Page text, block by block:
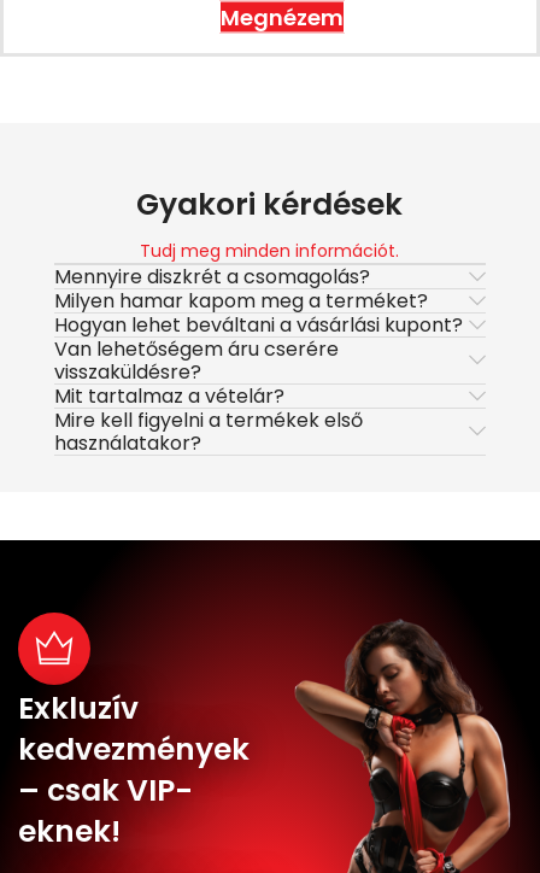
Megnézem
Gyakori kérdések
Tudj meg minden információt.
Mennyire diszkrét a csomagolás?
Milyen hamar kapom meg a terméket?
Hogyan lehet beváltani a vásárlási kupont?
Van lehetőségem áru cserére
visszaküldésre?
Mit tartalmaz a vételár?
Mire kell figyelni a termékek első
használatakor?
Exkluzív
kedvezmények
– csak VIP-
eknek!